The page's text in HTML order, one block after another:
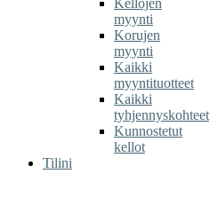
Kellojen
myynti
Korujen
myynti
Kaikki
myyntituotteet
Kaikki
tyhjennyskohteet
Kunnostetut
kellot
Tilini